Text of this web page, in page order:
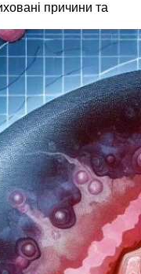
причини та